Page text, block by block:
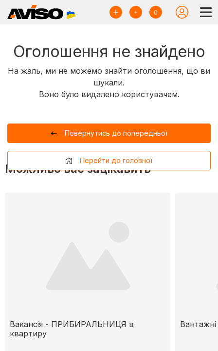
0
Оголошення не знайдено
На жаль, ми не можемо знайти оголошення, що ви
шукали.
Воно було видалено користувачем.
Повернутись до попередньої
Перейти до головної
Можливо вас зацікавить
Вакансія - ПРИБИРАЛЬНИЦЯ в
квартиру
Вантажні